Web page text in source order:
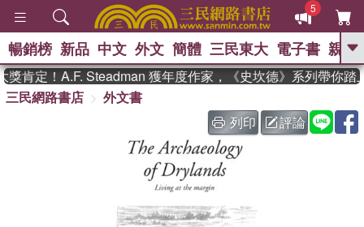
5
GO
、 如果歷史是一群喵 、 暑期
國際布克獎 臺灣漫遊錄 、 方
念華 、 台灣的李登輝時代
孩：黎曼猜想
暢銷榜 新品 中文 外文 簡體 三民東大 電子書 親子
肯定！A.F. Steadman 獲年度作家，《史坎德》系列帶你踏
三民網路書店
外文書
列印
評論